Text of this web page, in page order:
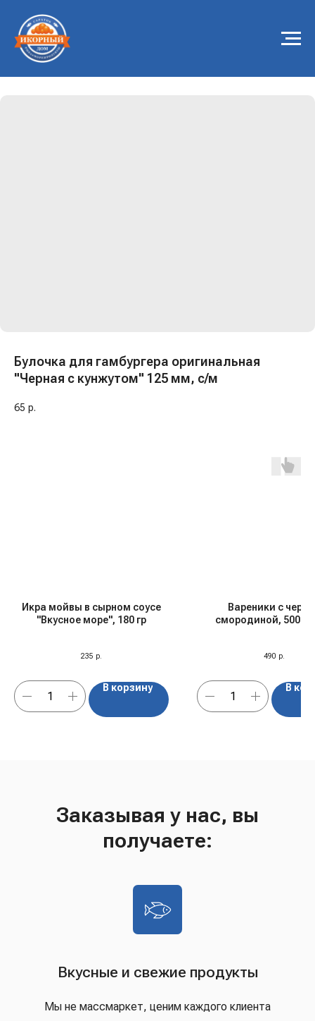
Булочка для гамбургера оригинальная
"Черная с кунжутом" 125 мм, с/м
65 р.
Икра мойвы в сырном соусе
"Вкусное море", 180 гр
235 р.
В корзину
Вареники с
смородиной, 500
490 р.
В
Заказывая у нас, вы
получаете:
Вкусные и свежие продукты
Мы не массмаркет, ценим каждого клиента